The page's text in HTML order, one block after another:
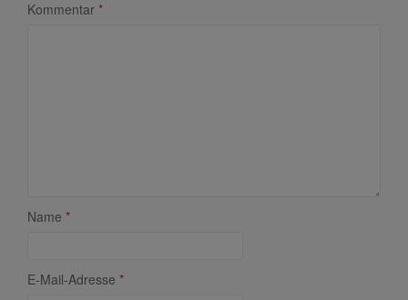
Kommentar *
Name *
E-Mail-Adresse *